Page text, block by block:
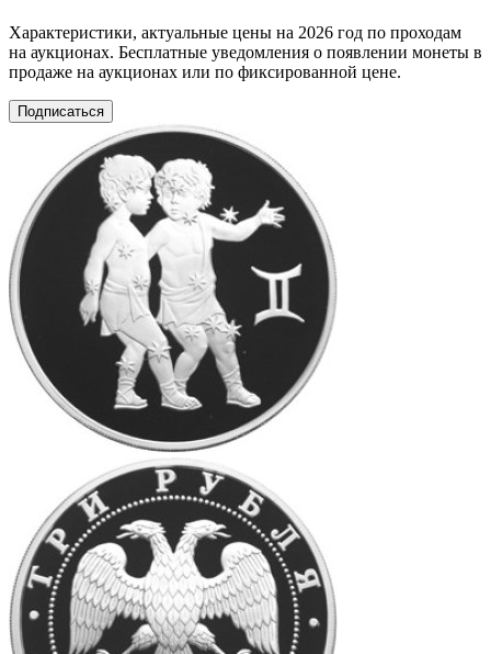
Характеристики, актуальные цены на 2026 год по проходам
на аукционах. Бесплатные уведомления о появлении монеты в
продаже на аукционах или по фиксированной цене.
Подписаться